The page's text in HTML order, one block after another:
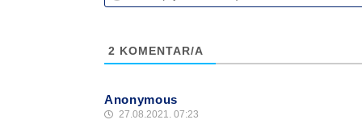
2 KOMENTAR/A
Anonymous
27.08.2021. 07:23